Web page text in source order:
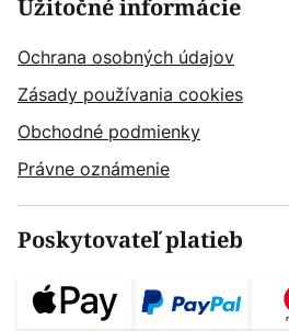
Užitočné informácie
Ochrana osobných údajov
Zásady používania cookies
Obchodné podmienky
Právne oznámenie
Poskytovateľ platieb